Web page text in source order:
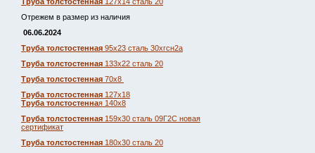
Отрежем в размер из наличия
06.06.2024
Труба толстостенная 95х23 сталь 30хгсн2а
Труба толстостенная 133х22 сталь 20
Труба толстостенная 70х8
Труба толстостенная 127х18
Труба толстостенная 140х8
Труба толстостенная 159х30 сталь 09Г2С новая
сертификат
Труба толстостенная 180х30 сталь 20